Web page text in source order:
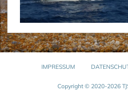
IMPRESSUM
Copyright © 2020-2026